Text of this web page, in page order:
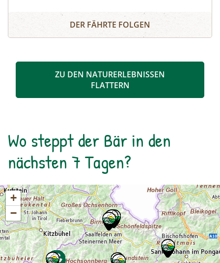
Landschaft und beobachten mit etwas Glück
Wildtiere. Erfahren Sie zudem Wissenswertes
Seebachtal - Natur, die gut tut
DER FÄHRTE FOLGEN
ZU DEN NATURERLEBNISSEN
FLATTERN
Wo steppt der Bär in den
nächsten 7 Tagen?
+
−